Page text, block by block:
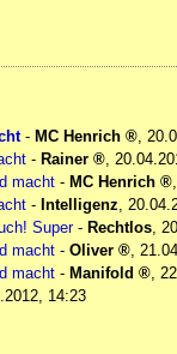
- MC Henrich
- Rainer
macht - MC Henrich
- Intelligenz
Super- Rechtlos
macht - Oliver
macht - Manifold
14:23